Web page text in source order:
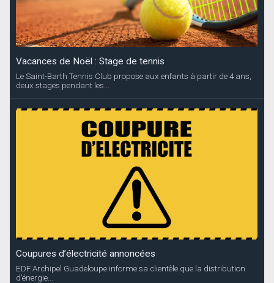
Vacances de Noël : Stage de tennis
Le Saint-Barth Tennis Club propose aux enfants à partir de 4 ans,
deux stages pendant les...
Coupures d’électricité annoncées
EDF Archipel Guadeloupe informe sa clientèle que la distribution
d’énergie...